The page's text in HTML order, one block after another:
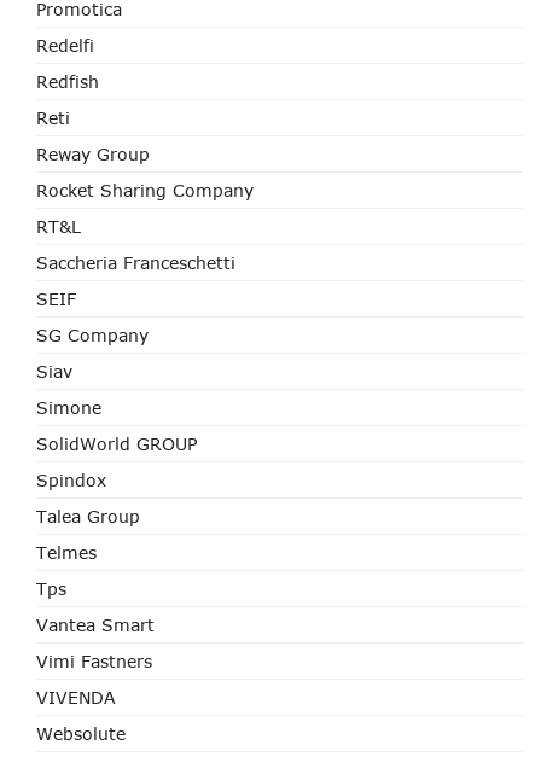
Promotica
Redelfi
Redfish
Reti
Reway Group
Rocket Sharing Company
RT&L
Saccheria Franceschetti
SEIF
SG Company
Siav
Simone
SolidWorld GROUP
Spindox
Talea Group
Telmes
Tps
Vantea Smart
Vimi Fastners
VIVENDA
Websolute